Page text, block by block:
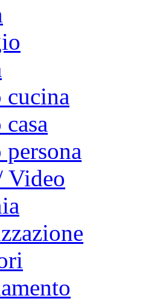
cucina
Video